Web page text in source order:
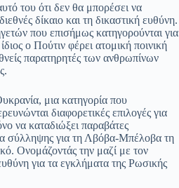
του ότι δεν θα μπορέσει να
δίκαιο και τη δικαστική ευθύνη.
που επισήμως κατηγορούνται για
ο Πούτιν φέρει ατομική ποινική
παρατηρητές των ανθρωπίνων
μια κατηγορία που
διαφορετικές επιλογές για
να καταδιώξει παραβάτες
σύλληψης για τη Λβόβα-Μπέλοβα τη
Ονομάζοντάς την μαζί με τον
για τα εγκλήματα της Ρωσικής